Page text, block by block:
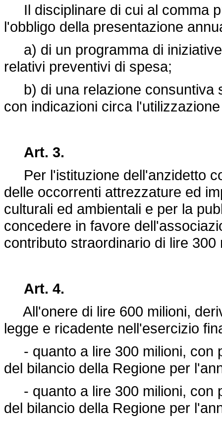
Il disciplinare di cui al comma
l'obbligo della presentazione
a) di un programma di
relativi preventivi di spesa;
b) di una relazione consuntiva
con indicazioni circa
Art. 3.
Per l'istituzione dell'anzidetto
delle occorrenti attrezzature ed
culturali ed ambientali e per la
concedere in favore
contributo straordinario di lire 300
Art. 4.
All'onere di lire 600 milioni,
legge e ricadente nell'esercizio
- quanto a lire 300 milioni, con
del bilancio della Regione per
- quanto a lire 300 milioni, con
del bilancio della Regione per